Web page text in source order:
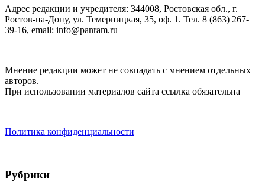
Адрес редакции и учредителя: 344008, Ростовская обл., г.
Ростов-на-Дону, ул. Темерницкая, 35, оф. 1. Тел. 8 (863) 267-
39-16, email: info@panram.ru
Мнение редакции может не совпадать с мнением отдельных
авторов.
При использовании материалов сайта ссылка обязательна
Политика конфиденциальности
Рубрики